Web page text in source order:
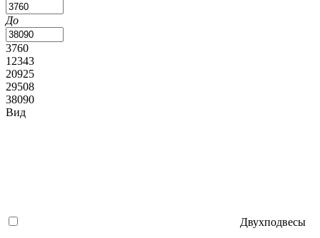
До
3760
12343
20925
29508
38090
Вид
Двухподвесы